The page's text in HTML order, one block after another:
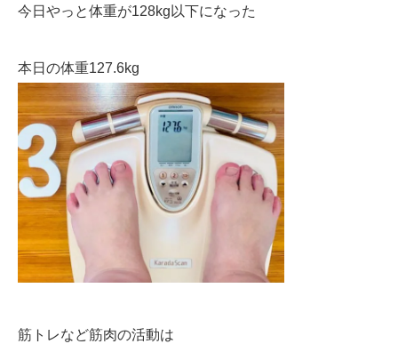
今日やっと体重が128kg以下になった
本日の体重127.6kg
筋トレなど筋肉の活動は